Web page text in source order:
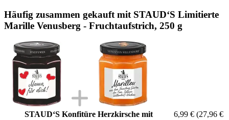
Häufig zusammen gekauft mit STAUD‘S Limitierte
Marille Venusberg - Fruchtaufstrich, 250 g
STAUD‘S Konfitüre Herzkirsche mit
6,99 € (27,96 €